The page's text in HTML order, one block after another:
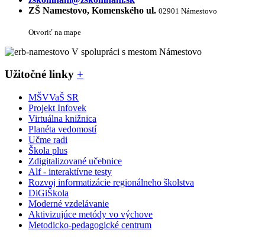
ZŠ Namestovo, Komenského ul. 02901 Námestovo
Otvoriť na mape
V spolupráci s mestom Námestovo
Užitočné linky +
MŠVVaŠ SR
Projekt Infovek
Virtuálna knižnica
Planéta vedomostí
Učme radi
Škola plus
Zdigitalizované učebnice
Alf - interaktívne testy
Rozvoj informatizácie regionálneho školstva
DiGiŠkola
Moderné vzdelávanie
Aktivizujúce metódy vo výchove
Metodicko-pedagogické centrum